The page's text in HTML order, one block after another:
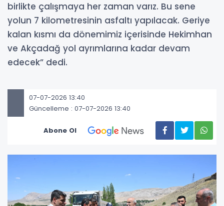
birlikte çalışmaya her zaman varız. Bu sene
yolun 7 kilometresinin asfaltı yapılacak. Geriye
kalan kısmı da dönemimiz içerisinde Hekimhan
ve Akçadağ yol ayrımlarına kadar devam
edecek” dedi.
07-07-2026 13:40
Güncelleme : 07-07-2026 13:40
Abone Ol